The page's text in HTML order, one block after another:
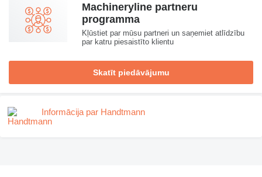
Machineryline partneru
programma
Kļūstiet par mūsu partneri un saņemiet atlīdzību
par katru piesaistīto klientu
Skatīt piedāvājumu
Informācija par Handtmann